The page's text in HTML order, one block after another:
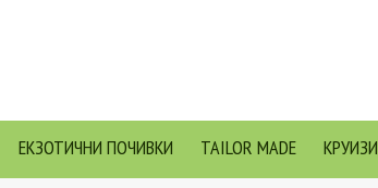
ЕКЗОТИЧНИ ПОЧИВКИ TAILOR MADE КРУИЗИ